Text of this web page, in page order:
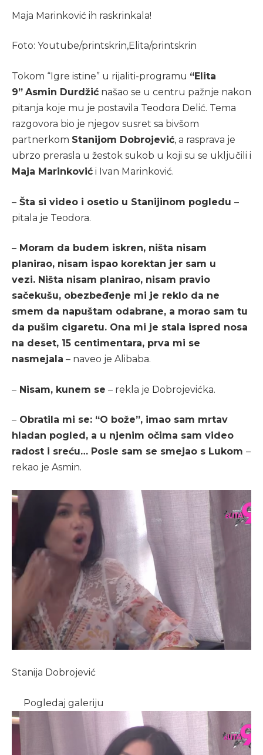
Maja Marinković ih raskrinkala!
Foto: Youtube/printskrin,Elita/printskrin
Tokom “Igre istine” u rijaliti-programu “Elita
9” Asmin Durdžić našao se u centru pažnje nakon
pitanja koje mu je postavila Teodora Delić. Tema
razgovora bio je njegov susret sa bivšom
partnerkom Stanijom Dobrojević, a rasprava je
ubrzo prerasla u žestok sukob u koji su se uključili i
Maja Marinković i Ivan Marinković.
– Šta si video i osetio u Stanijinom pogledu –
pitala je Teodora.
– Moram da budem iskren, ništa nisam
planirao, nisam ispao korektan jer sam u
vezi. Ništa nisam planirao, nisam pravio
sačekušu, obezbeđenje mi je reklo da ne
smem da napuštam odabrane, a morao sam tu
da pušim cigaretu. Ona mi je stala ispred nosa
na deset, 15 centimentara, prva mi se
nasmejala – naveo je Alibaba.
– Nisam, kunem se – rekla je Dobrojevićka.
– Obratila mi se: “O bože”, imao sam mrtav
hladan pogled, a u njenim očima sam video
radost i sreću… Posle sam se smejao s Lukom –
rekao je Asmin.
Stanija Dobrojević
Pogledaj galeriju